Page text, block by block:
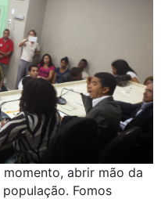
momento, abrir mão da
Fomos